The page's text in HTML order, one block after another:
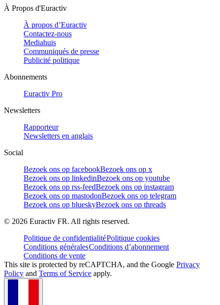
À Propos d'Euractiv
À propos d’Euractiv
Contactez-nous
Mediahuis
Communiqués de presse
Publicité politique
Abonnements
Euractiv Pro
Newsletters
Rapporteur
Newsletters en anglais
Social
Bezoek ons op facebookBezoek ons op x
Bezoek ons op linkedinBezoek ons op youtube
Bezoek ons op rss-feedBezoek ons op instagram
Bezoek ons op mastodonBezoek ons op telegram
Bezoek ons op blueskyBezoek ons op threads
© 2026 Euractiv FR. All rights reserved.
Politique de confidentialitéPolitique cookies
Conditions généralesConditions d’abonnement
Conditions de vente
This site is protected by reCAPTCHA, and the Google Privacy
Policy and Terms of Service apply.